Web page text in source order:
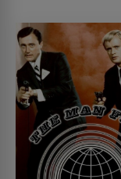
02 Episode
03 Episode
04 Episode